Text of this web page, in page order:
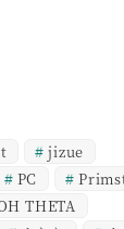
jizue
PC
THETA